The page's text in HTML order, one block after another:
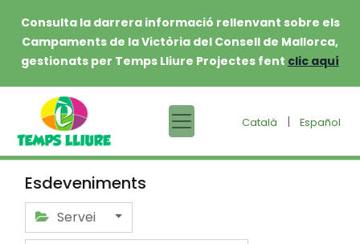
Consulta la darrera informació rellenvant sobre els
Campaments de la Victòria del Consell de Mallorca,
gestionats per Temps Lliure Projectes fent clic aquí
Català | Español
Esdeveniments
Servei